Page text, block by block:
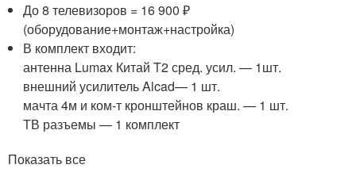
До 8 телевизоров = 16 900 ₽
(оборудование+монтаж+настройка)
В комплект входит:
​антенна Lumax Китай T2 сред. усил. — 1шт.
внешний усилитель Alcad— 1 шт.
мачта 4м и ком-т кронштейнов краш. — 1 шт.
ТВ разъемы — 1 комплект
Показать все